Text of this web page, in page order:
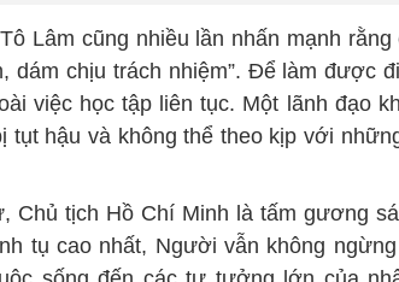
Lâm cũng nhiều lần nhấn mạnh rằng
dám chịu trách nhiệm”. Để làm được
việc học tập liên tục. Một lãnh đạo
tụt hậu và không thể theo kịp với
Chủ tịch Hồ Chí Minh là tấm gương
tụ cao nhất, Người vẫn không